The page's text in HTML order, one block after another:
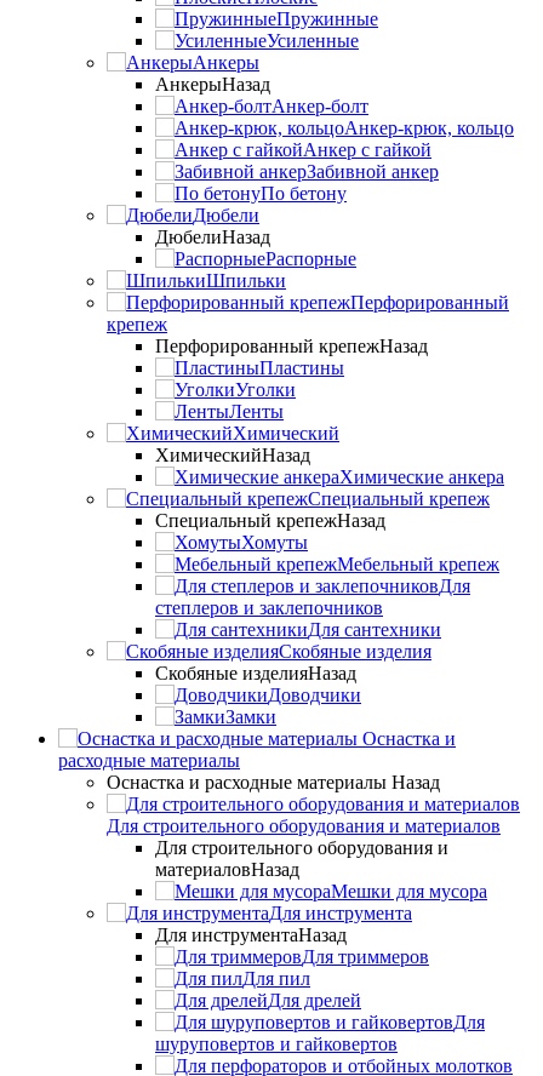
Пружинные
Усиленные
Анкеры
АнкерыНазад
Анкер-болт
Анкер-крюк, кольцо
Анкер с гайкой
Забивной анкер
По бетону
Дюбели
ДюбелиНазад
Распорные
Шпильки
Перфорированный
крепеж
Перфорированный крепежНазад
Пластины
Уголки
Ленты
Химический
ХимическийНазад
Химические анкера
Специальный крепеж
Специальный крепежНазад
Хомуты
Мебельный крепеж
Для
степлеров и заклепочников
Для сантехники
Скобяные изделия
Скобяные изделияНазад
Доводчики
Замки
Оснастка и
расходные материалы
Оснастка и расходные материалы Назад
Для строительного оборудования и материалов
Для строительного оборудования и
материаловНазад
Мешки для мусора
Для инструмента
Для инструментаНазад
Для триммеров
Для пил
Для дрелей
Для
шуруповертов и гайковертов